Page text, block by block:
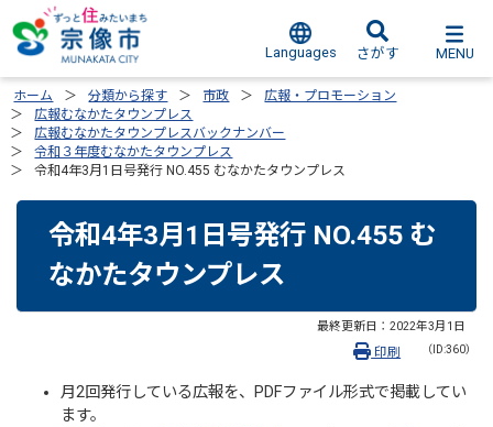
Languages さがす MENU
ホーム 分類から探す 市政
広報・プロモーション
広報むなかたタウンプレス
広報むなかたタウンプレスバックナンバー
令和３年度むなかたタウンプレス
令和4年3月1日号発行 NO.455 むなかたタウンプレス
令和4年3月1日号発行 NO.455 む
なかたタウンプレス
最終更新日： 2022年3月1日
（ID:360）
印刷
月2回発行している広報を、PDFファイル形式で掲載してい
ます。